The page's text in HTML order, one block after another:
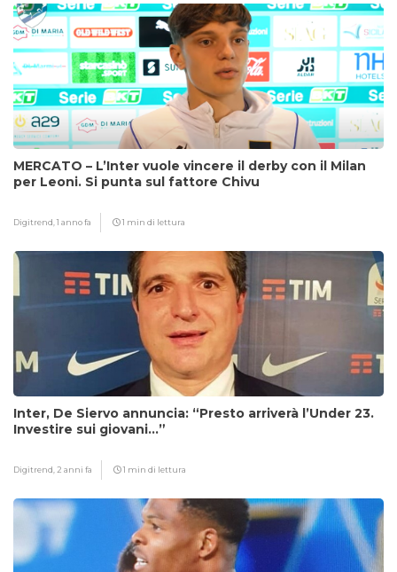
MERCATO – L’Inter vuole vincere il derby con il Milan
per Leoni. Si punta sul fattore Chivu
Digitrend,1 anno fa 1 min di lettura
Inter, De Siervo annuncia: “Presto arriverà l’Under 23.
Investire sui giovani…”
Digitrend, 2 anni fa 1 min di lettura